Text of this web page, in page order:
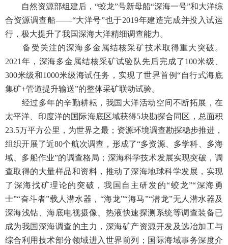
自然资源部组建后，“蛟龙”号新母船“深海一号”和大洋综
合资源调查船——“大洋号”也于2019年建造完成并投入试运
行，极大提升了我国深海大洋精细调查能力。
备受关注的深海多金属结核采矿技术取得重大突破。
2021年，深海多金属结核采矿试验队先后完成了100米级、
300米级和1000米级海试任务，实现了世界首例“自行式海底
集矿+管道提升输送”的整体采矿联动试验。
经过多年的辛勤耕耘，我国大洋活动空间不断拓展，在
太平洋、印度洋的国际海底区域获得5块勘探合同区，总面积
23.5万平方公里，为世界之最；资源环境调查勘探稳步推进，
组织开展了近80个航次调查，形成了“多资源、多学科、多海
域、多船作业”的调查格局；深海科学技术发展实现突破，调
查取得的大量样品和资料，推动了深海地球科学发展，实现
了深海找矿理论的突破，我国自主研发的“蛟龙”“深海勇
士”“奋斗者”载人潜水器，“海龙”“海马”“潜龙”无人潜水器及
深海浅钻、海底电视摄像、热液快速探测系统等调查装备已
成为我国深海调查的主力，深海矿产资源开发及选冶加工与
综合利用技术部分领域进入世界前列；国际海域事务深度介